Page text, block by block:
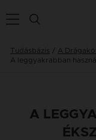
Tudásbázis
A
A leggyakrabban
A